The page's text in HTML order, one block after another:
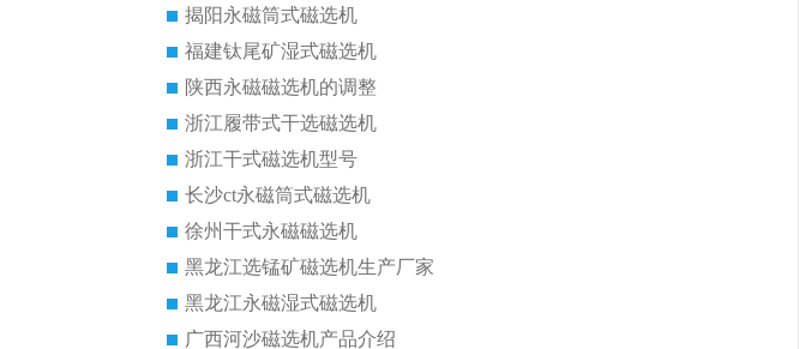
揭阳永磁筒式磁选机
福建钛尾矿湿式磁选机
陕西永磁磁选机的调整
浙江履带式干选磁选机
浙江干式磁选机型号
长沙ct永磁筒式磁选机
徐州干式永磁磁选机
黑龙江选锰矿磁选机生产厂家
黑龙江永磁湿式磁选机
广西河沙磁选机产品介绍